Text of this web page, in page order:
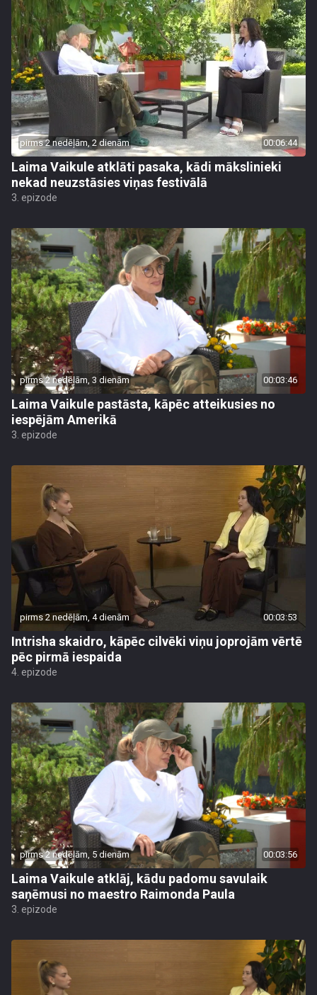
pirms 2 nedēļām, 2 dienām 00:06:44
Laima Vaikule atklāti pasaka, kādi mākslinieki
nekad neuzstāsies viņas festivālā
3. epizode
pirms 2 nedēļām, 3 dienām 00:03:46
Laima Vaikule pastāsta, kāpēc atteikusies no
iespējām Amerikā
3. epizode
pirms 2 nedēļām, 4 dienām 00:03:53
Intrisha skaidro, kāpēc cilvēki viņu joprojām vērtē
pēc pirmā iespaida
4. epizode
pirms 2 nedēļām, 5 dienām 00:03:56
Laima Vaikule atklāj, kādu padomu savulaik
saņēmusi no maestro Raimonda Paula
3. epizode